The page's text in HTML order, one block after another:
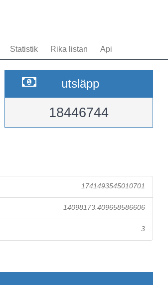
Statistik Rika listan Api
utsläpp
18446744
1741493545010701
14098173.409658586606
3